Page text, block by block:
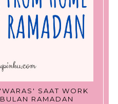
SAAT WORK
RAMADAN